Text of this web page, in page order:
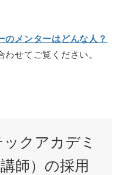
のメンターはどんな人？
わせてご覧ください。
クアカデミ
師）の採用